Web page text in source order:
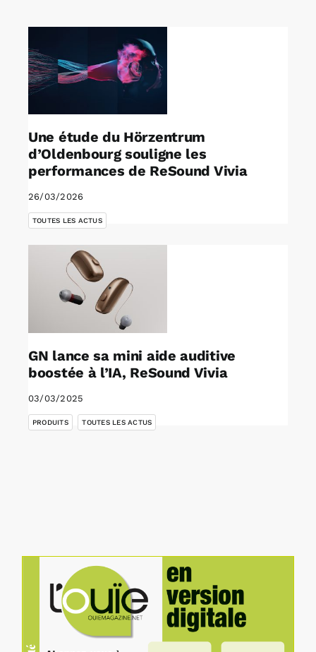
Une étude du Hörzentrum
d’Oldenbourg souligne les
performances de ReSound Vivia
26/03/2026
TOUTES LES ACTUS
GN lance sa mini aide auditive
boostée à l’IA, ReSound Vivia
03/03/2025
PRODUITS
,
TOUTES LES ACTUS